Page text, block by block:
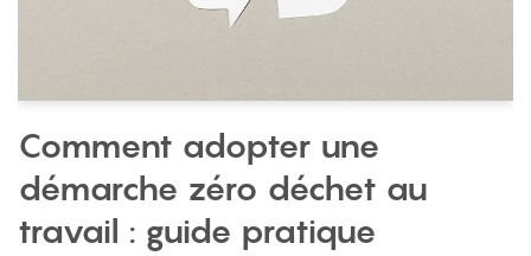
Comment adopter une
démarche zéro déchet au
travail : guide pratique